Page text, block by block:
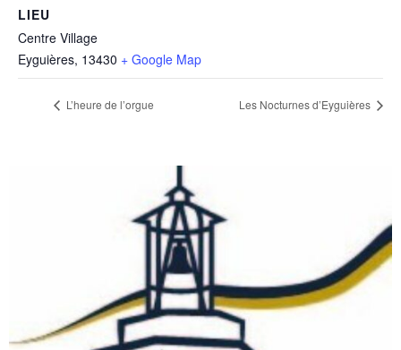
LIEU
Centre Village
Eyguières, 13430 + Google Map
L’heure de l’orgue Les Nocturnes d’Eyguières